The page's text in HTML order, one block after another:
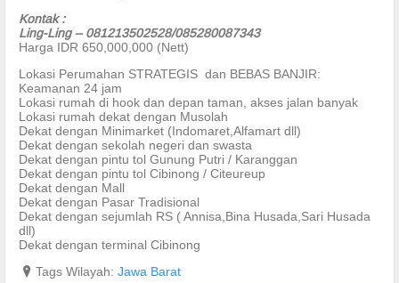
Kontak :
Ling-Ling – 081213502528/085280087343
Harga IDR 650,000,000 (Nett)
Lokasi Perumahan STRATEGIS dan BEBAS BANJIR:
Keamanan 24 jam
Lokasi rumah di hook dan depan taman, akses jalan banyak
Lokasi rumah dekat dengan Musolah
Dekat dengan Minimarket (Indomaret,Alfamart dll)
Dekat dengan sekolah negeri dan swasta
Dekat dengan pintu tol Gunung Putri / Karanggan
Dekat dengan pintu tol Cibinong / Citeureup
Dekat dengan Mall
Dekat dengan Pasar Tradisional
Dekat dengan sejumlah RS ( Annisa,Bina Husada,Sari Husada
dll)
Dekat dengan terminal Cibinong
? Tags Wilayah: Jawa Barat